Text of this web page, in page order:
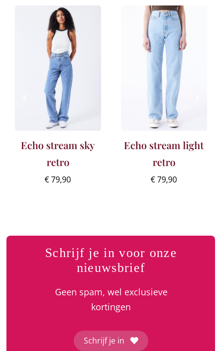
Echo stream sky
retro
€79,90
Echo stream light
retro
€79,90
Schrijf je in voor onze
nieuwsbrief
Geen spam, wel exclusieve
kortingen
Schrijf je in